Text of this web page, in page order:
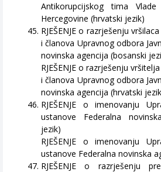
Antikorupcijskog tima
Hercegovine (hrvatski jezik)
RJEŠENJE o razrješenju
i članova Upravnog odbora
novinska agencija (bosanski
RJEŠENJE o razrješenju
i članova Upravnog odbora
novinska agencija (hrvatski
RJEŠENJE o imenovanju
ustanove Federalna
jezik)
RJEŠENJE o imenovanju
ustanove Federalna novinska
RJEŠENJE o razrješenju